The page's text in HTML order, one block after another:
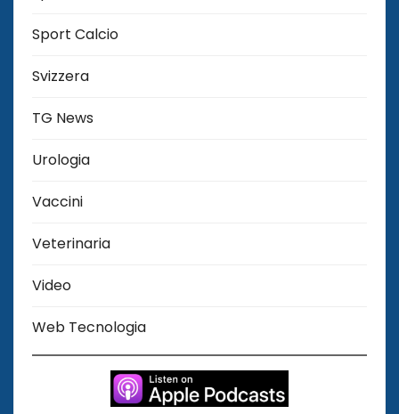
Sport Calcio
Svizzera
TG News
Urologia
Vaccini
Veterinaria
Video
Web Tecnologia